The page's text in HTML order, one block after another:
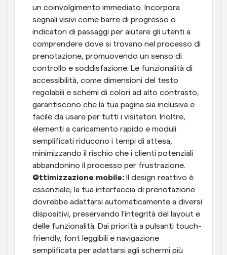
un coinvolgimento immediato. Incorpora
segnali visivi come barre di progresso o
indicatori di passaggi per aiutare gli utenti a
comprendere dove si trovano nel processo di
prenotazione, promuovendo un senso di
controllo e soddisfazione. Le funzionalità di
accessibilità, come dimensioni del testo
regolabili e schemi di colori ad alto contrasto,
garantiscono che la tua pagina sia inclusiva e
facile da usare per tutti i visitatori. Inoltre,
elementi a caricamento rapido e moduli
semplificati riducono i tempi di attesa,
minimizzando il rischio che i clienti potenziali
abbandonino il processo per frustrazione.
Ottimizzazione mobile: Il design reattivo è
essenziale; la tua interfaccia di prenotazione
dovrebbe adattarsi automaticamente a diversi
dispositivi, preservando l'integrità del layout e
delle funzionalità. Dai priorità a pulsanti touch-
friendly, font leggibili e navigazione
semplificata per adattarsi agli schermi più